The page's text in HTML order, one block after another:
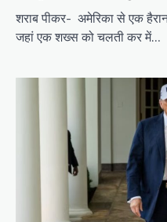
शराब पीकर- अमेरिका से एक
जहां एक शख्स को चलती कर में…